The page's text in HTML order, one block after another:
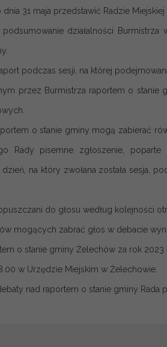
31 maja przedstawić Radzie
działalności
podczas sesji, na której
przez Burmistrza raportem o stanie
o stanie gminy mogą zabierać
Rady pisemne zgłoszenie,
na który zwołana została sesja,
do głosu według kolejności
mogących zabrać głos w debacie
o stanie gminy Żelechów za rok
w Urzędzie Miejskim w Żelechowie.
nad raportem o stanie gminy Rada